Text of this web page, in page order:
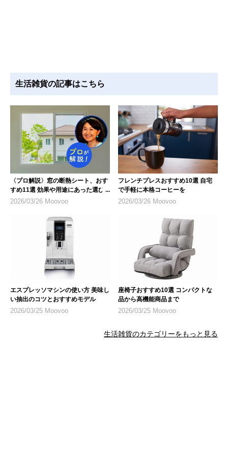
生活雑貨の記事はこちら
〈プロ解説〉窓の断熱シート、おす
すめ11選 効果や用途にあった選び
方も紹介
2026/03/26 Moovoo
フレンチプレスおすすめ10選 自宅
で手軽に本格コーヒーを
2026/03/26 Moovoo
エスプレッソマシンの使い方 美味し
い抽出のコツとおすすめモデル
2026/03/25 Moovoo
座椅子おすすめ10選 コンパクトな
品から高機能商品まで
2026/03/25 Moovoo
生活雑貨のカテゴリーをもっと見る